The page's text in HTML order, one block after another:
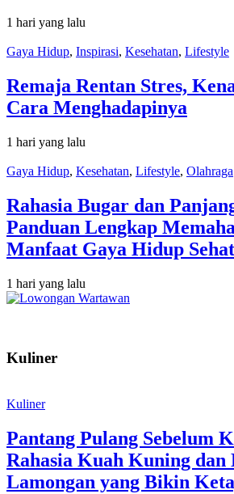
1 hari yang lalu
Gaya Hidup, Inspirasi, Kesehatan, Lifestyle
Remaja Rentan Stres,
Cara Menghadapinya
1 hari yang lalu
Gaya Hidup, Kesehatan, Lifestyle, Olahraga
Rahasia Bugar dan
Panduan Lengkap
Manfaat Gaya Hidup Sehat
1 hari yang lalu
Kuliner
Kuliner
Pantang Pulang Sebelum
Rahasia Kuah Kuning dan
Lamongan yang Bikin